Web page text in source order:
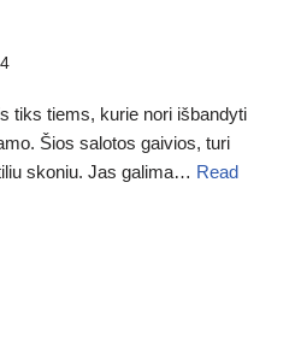
tiks tiems, kurie nori išbandyti
Šios salotos gaivios, turi
skoniu. Jas galima… Read